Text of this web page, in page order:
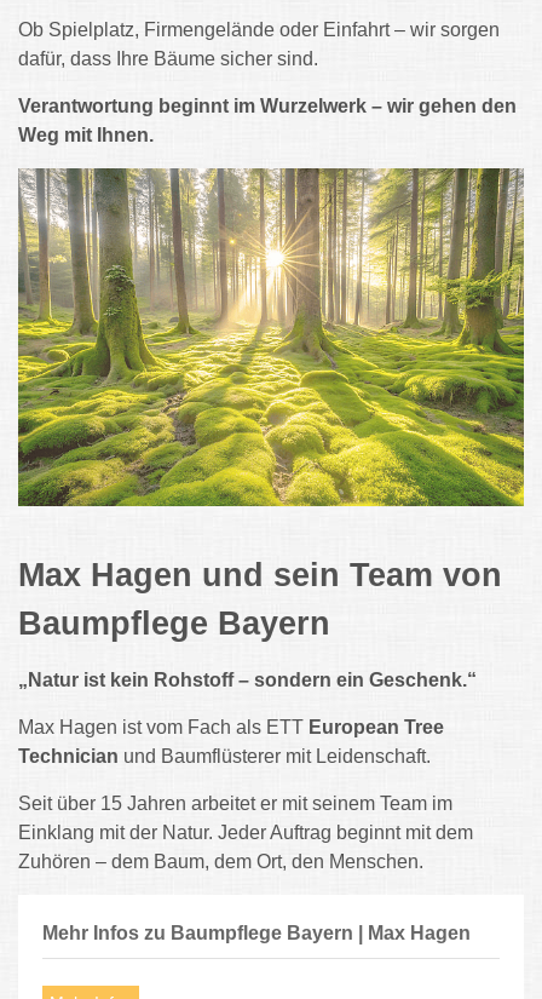
Ob Spielplatz, Firmengelände oder Einfahrt – wir sorgen
dafür, dass Ihre Bäume sicher sind.
Verantwortung beginnt im Wurzelwerk – wir gehen den
Weg mit Ihnen.
Max Hagen und sein Team von
Baumpflege Bayern
„Natur ist kein Rohstoff – sondern ein Geschenk.“
Max Hagen ist vom Fach als ETT European Tree
Technician und Baumflüsterer mit Leidenschaft.
Seit über 15 Jahren arbeitet er mit seinem Team im
Einklang mit der Natur. Jeder Auftrag beginnt mit dem
Zuhören – dem Baum, dem Ort, den Menschen.
Mehr Infos zu Baumpflege Bayern | Max Hagen